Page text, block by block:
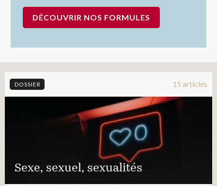
DÉCOUVRIR NOS FORMULES
DOSSIER 15 articles
Sexe, sexuel, sexualités